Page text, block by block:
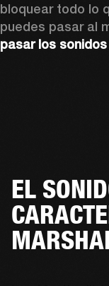
bloquear todo lo
puedes pasar al
pasar los
EL